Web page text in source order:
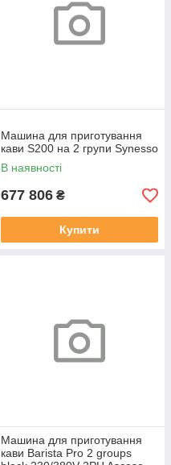
Машина для приготування
кави S200 на 2 групи Synesso
В наявності
677 806 ₴
Купити
Машина для приготування
кави Barista Pro 2 groups